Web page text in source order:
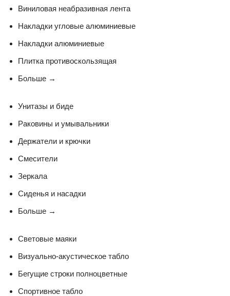
Виниловая неабразивная лента
Накладки угловые алюминиевые
Накладки алюминиевые
Плитка противоскользящая
Больше →
Унитазы и биде
Раковины и умывальники
Держатели и крючки
Смесители
Зеркала
Сиденья и насадки
Больше →
Световые маяки
Визуально-акустическое табло
Бегущие строки полноцветные
Спортивное табло